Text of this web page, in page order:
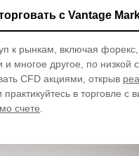
с Vantage
к рынкам, включая форекс,
и многое другое, по низкой
CFD акциями, открыв
практикуйтесь в торговле с
счете